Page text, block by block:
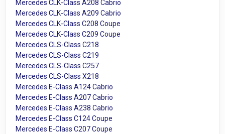
Mercedes CLK-Class A208 Cabrio
Mercedes CLK-Class A209 Cabrio
Mercedes CLK-Class C208 Coupe
Mercedes CLK-Class C209 Coupe
Mercedes CLS-Class C218
Mercedes CLS-Class C219
Mercedes CLS-Class C257
Mercedes CLS-Class X218
Mercedes E-Class A124 Cabrio
Mercedes E-Class A207 Cabrio
Mercedes E-Class A238 Cabrio
Mercedes E-Class C124 Coupe
Mercedes E-Class C207 Coupe